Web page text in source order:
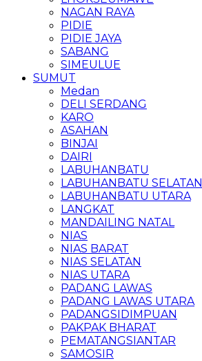
NAGAN RAYA
PIDIE
PIDIE JAYA
SABANG
SIMEULUE
SUMUT
Medan
DELI SERDANG
KARO
ASAHAN
BINJAI
DAIRI
LABUHANBATU
LABUHANBATU SELATAN
LABUHANBATU UTARA
LANGKAT
MANDAILING NATAL
NIAS
NIAS BARAT
NIAS SELATAN
NIAS UTARA
PADANG LAWAS
PADANG LAWAS UTARA
PADANGSIDIMPUAN
PAKPAK BHARAT
PEMATANGSIANTAR
SAMOSIR